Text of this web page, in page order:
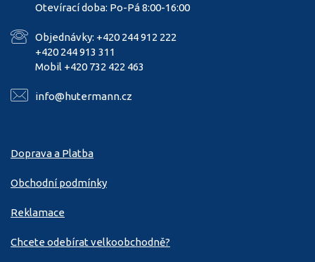
Otevírací doba: Po-Pá 8:00-16:00
Objednávky: +420 244 912 222
+420 244 913 311
Mobil +420 732 422 463
info@hutermann.cz
Doprava a Platba
Obchodní podmínky
Reklamace
Chcete odebírat velkoobchodně?